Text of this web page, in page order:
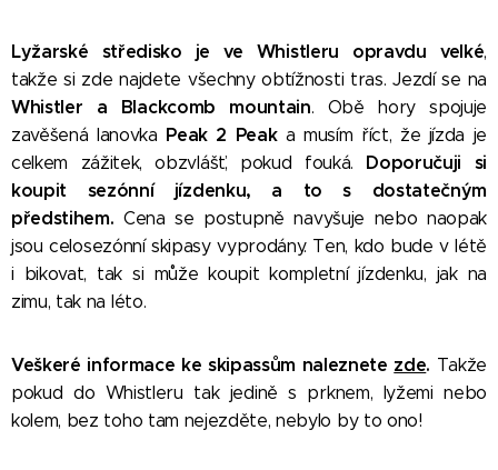
Lyžarské středisko je ve Whistleru opravdu velké,
takže si zde najdete všechny obtížnosti tras. Jezdí se na
Whistler a Blackcomb mountain. Obě hory spojuje
zavěšená lanovka Peak 2 Peaka musím říct, že jízda je
celkem zážitek, obzvlášť, pokud fouká. Doporučuji si
koupit sezónní jízdenku, a to s dostatečným
předstihem.Cena se postupně navyšuje nebo naopak
jsou celosezónní skipasy vyprodány. Ten, kdo bude v létě
i bikovat, tak si může koupit kompletní jízdenku, jak na
zimu, tak na léto.
Veškeré informace ke skipassům naleznete zde. Takže
pokud do Whistleru tak jedině s prknem, lyžemi nebo
kolem, bez toho tam nejezděte, nebylo by to ono! 😊